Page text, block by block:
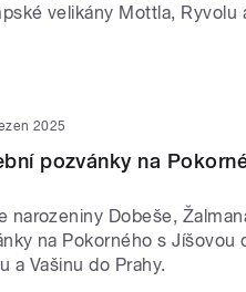
velikány Mottla, Ryvolu
2025
pozvánky na
narozeniny Dobeše,
na Pokorného s Jíšovou
a Vašinu do Prahy.